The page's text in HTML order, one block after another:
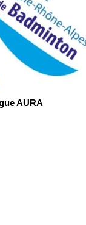
AURA